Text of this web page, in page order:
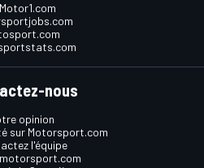
nous
opinion
sur Motorsport.com
l'équipe